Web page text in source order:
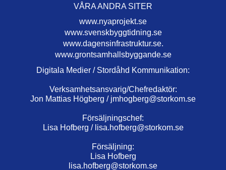
VÅRA ANDRA SITER
www.nyaprojekt.se
www.svenskbyggtidning.se
www.dagensinfrastruktur.se.
www.grontsamhallsbyggande.se
Digitala Medier / Stordåhd Kommunikation:
Verksamhetsansvarig/Chefredaktör:
Jon Mattias Högberg / jmhogberg@storkom.se
Försäljningschef:
Lisa Hofberg / lisa.hofberg@storkom.se
Försäljning:
Lisa Hofberg
lisa.hofberg@storkom.se